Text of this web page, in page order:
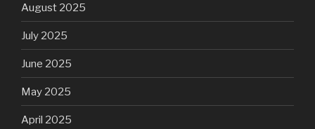
August 2025
July 2025
June 2025
May 2025
April 2025